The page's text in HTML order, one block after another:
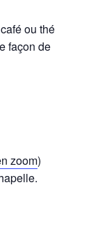
ou thé
façon de
zoom)